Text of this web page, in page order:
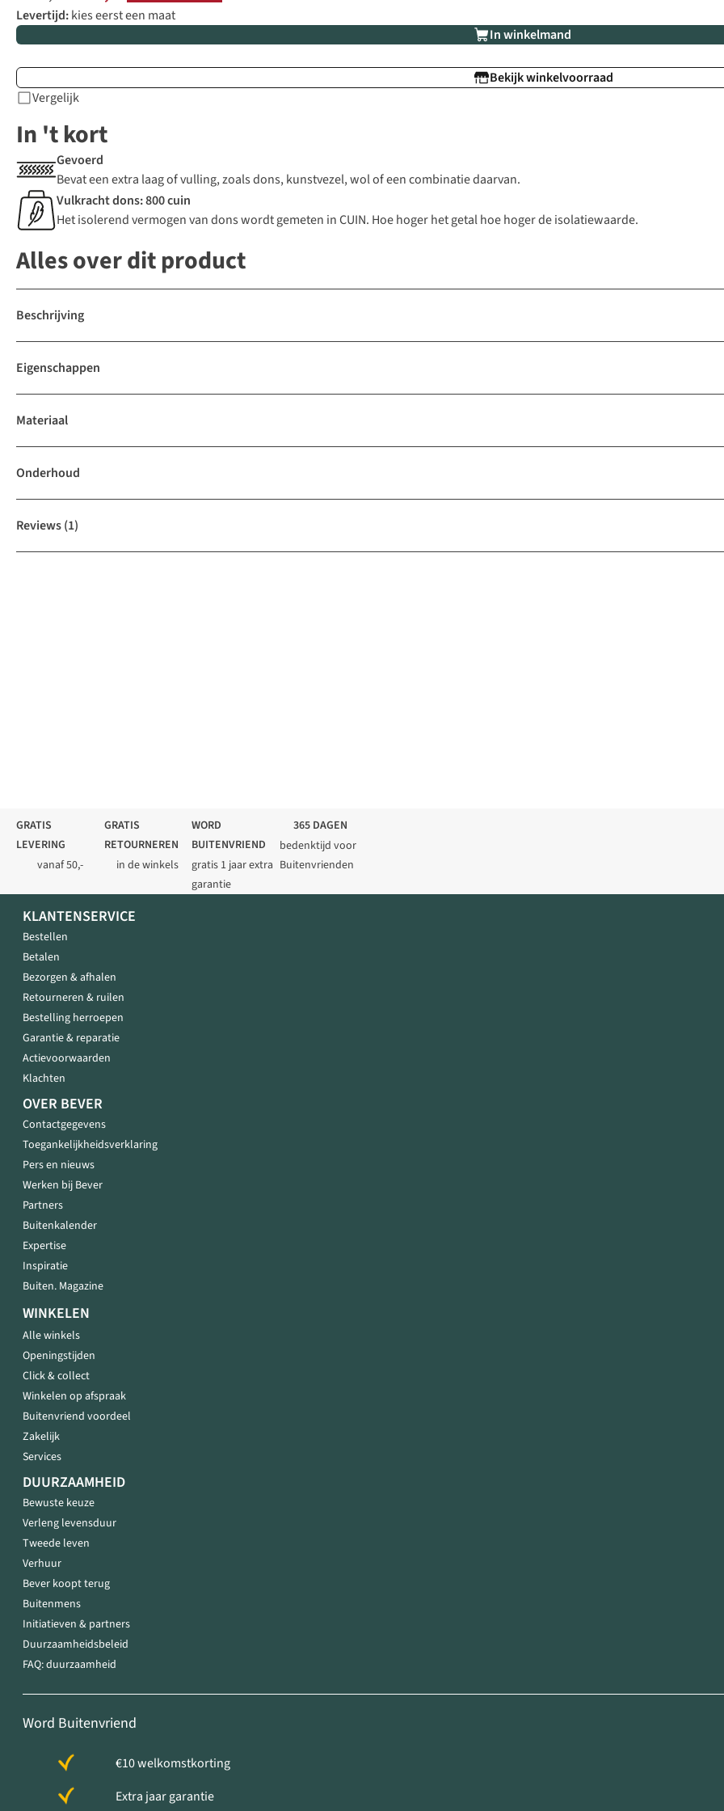
Levertijd:kies eerst een maat
In winkelmand
Bekijk winkelvoorraad
Vergelijk
In 't kort
Gevoerd
Bevat een extra laag of vulling, zoals dons, kunstvezel, wol of een combinatie daarvan.
Vulkracht dons: 800 cuin
Het isolerend vermogen van dons wordt gemeten in CUIN. Hoe hoger het getal hoe hoger de isolatiewaarde.
Alles over dit product
Beschrijving
Eigenschappen
Materiaal
Onderhoud
Reviews(1)
GRATIS
LEVERING
vanaf 50,-
GRATIS
RETOURNEREN
in de winkels
WORD
BUITENVRIEND
gratis 1 jaar extra
garantie
365 DAGEN
bedenktijd voor
Buitenvrienden
KLANTENSERVICE
Bestellen
Betalen
Bezorgen & afhalen
Retourneren & ruilen
Bestelling herroepen
Garantie & reparatie
Actievoorwaarden
Klachten
OVER BEVER
Contactgegevens
Toegankelijkheidsverklaring
Pers en nieuws
Werken bij Bever
Partners
Buitenkalender
Expertise
Inspiratie
Buiten. Magazine
WINKELEN
Alle winkels
Openingstijden
Click & collect
Winkelen op afspraak
Buitenvriend voordeel
Zakelijk
Services
DUURZAAMHEID
Bewuste keuze
Verleng levensduur
Tweede leven
Verhuur
Bever koopt terug
Buitenmens
Initiatieven & partners
Duurzaamheidsbeleid
FAQ: duurzaamheid
Word Buitenvriend
€10 welkomstkorting
Extra jaar garantie